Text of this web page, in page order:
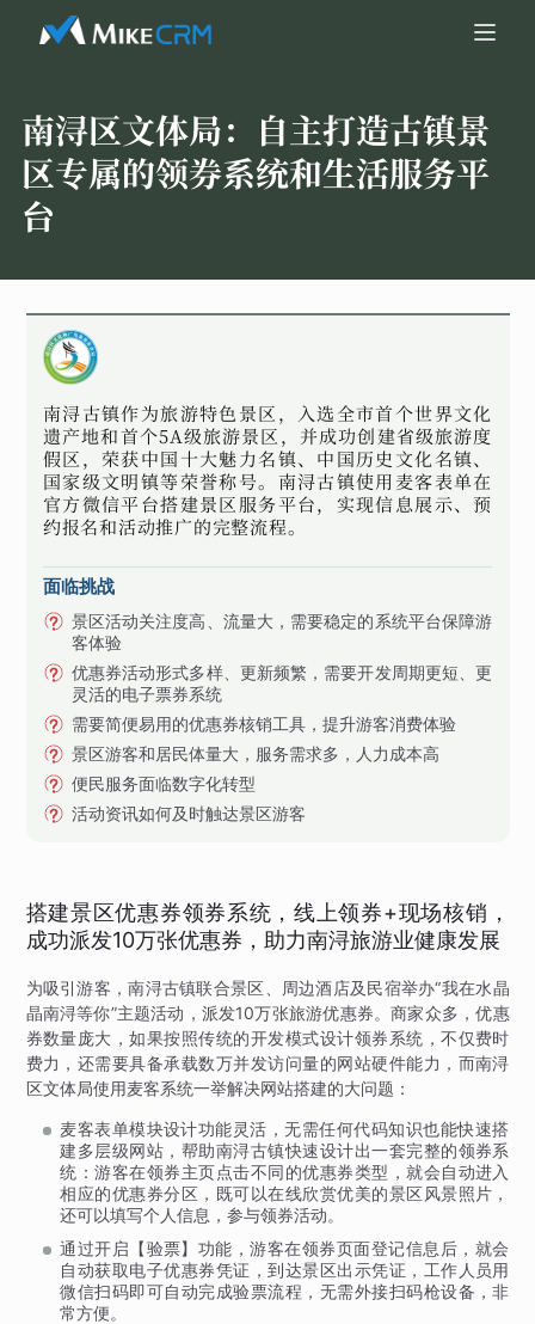
南浔区文体局： 自主打造古镇景
区专属的领券系统和生活服务平
台
南浔古镇作为旅游特色景区，入选全市首个世界文化
遗产地和首个5A级旅游景区，并成功创建省级旅游度
假区，荣获中国十大魅力名镇、中国历史文化名镇、
国家级文明镇等荣誉称号。南浔古镇使用麦客表单在
官方微信平台搭建景区服务平台，实现信息展示、预
约报名和活动推广的完整流程。
面临挑战
景区活动关注度高、流量大，需要稳定的系统平台保障游
客体验
优惠券活动形式多样、更新频繁，需要开发周期更短、更
灵活的电子票券系统
需要简便易用的优惠券核销工具，提升游客消费体验
景区游客和居民体量大，服务需求多，人力成本高
便民服务面临数字化转型
活动资讯如何及时触达景区游客
搭建景区优惠券领券系统，线上领券+现场核销，
成功派发10万张优惠券，助力南浔旅游业健康发展
为吸引游客，南浔古镇联合景区、周边酒店及民宿举办“我在水晶
晶南浔等你”主题活动，派发10万张旅游优惠券。商家众多，优惠
券数量庞大，如果按照传统的开发模式设计领券系统，不仅费时
费力，还需要具备承载数万并发访问量的网站硬件能力，而南浔
区文体局使用麦客系统一举解决网站搭建的大问题：
麦客表单模块设计功能灵活，无需任何代码知识也能快速搭
建多层级网站，帮助南浔古镇快速设计出一套完整的领券系
统：游客在领券主页点击不同的优惠券类型，就会自动进入
相应的优惠券分区，既可以在线欣赏优美的景区风景照片，
还可以填写个人信息，参与领券活动。
通过开启【验票】功能，游客在领券页面登记信息后，就会
自动获取电子优惠券凭证，到达景区出示凭证，工作人员用
微信扫码即可自动完成验票流程，无需外接扫码枪设备，非
常方便。